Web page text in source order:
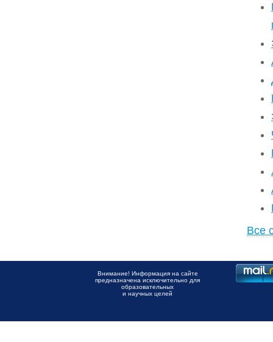
Все
Внимание! Информация на сайте
предназначена исключительно для
образовательных
и научных целей